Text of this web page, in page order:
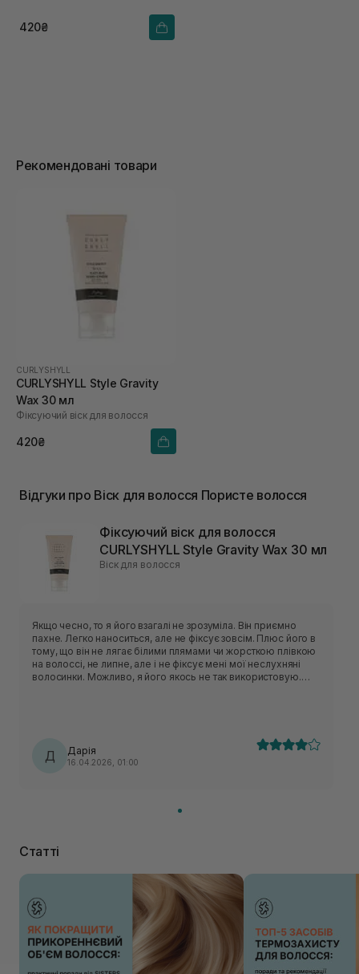
420₴
Рекомендовані товари
CURLYSHYLL
CURLYSHYLL Style Gravity
Wax 30 мл
Фіксуючий віск для волосся
420₴
Відгуки про Віск для волосся Пористе волосся
Фіксуючий віск для волосся
CURLYSHYLL Style Gravity Wax 30 мл
Віск для волосся
Якщо чесно, то я його взагалі не зрозуміла. Він приємно
пахне. Легко наноситься, але не фіксує зовсім. Плюс його в
тому, що він не лягає білими плямами чи жорсткою плівкою
на волоссі, не липне, але і не фіксує мені мої неслухняні
волосинки. Можливо, я його якось не так використовую.
Д Дарія
16.04.2026, 01:00
Статті